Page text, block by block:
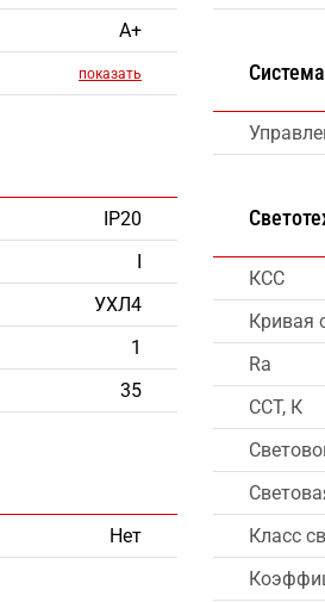
А+
показать
IP20
I
УХЛ4
1
35
Нет
КСС
Кривая
Ra
CCT, К
Класс